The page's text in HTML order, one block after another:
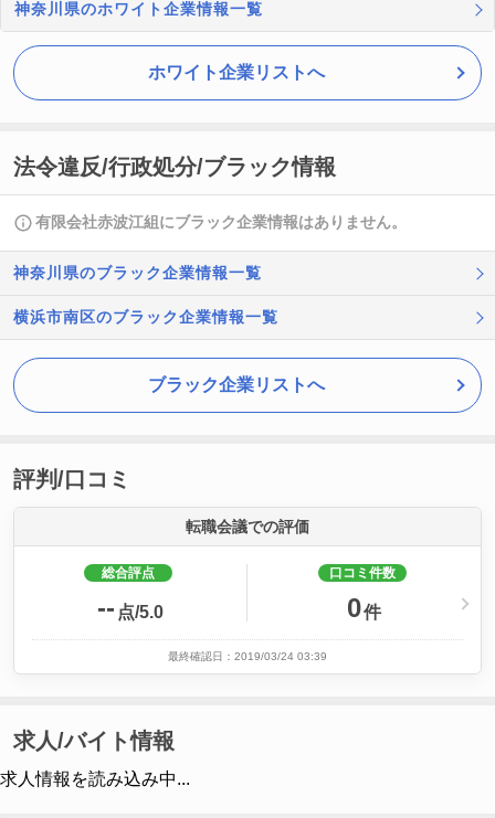
神奈川県のホワイト企業情報一覧
ホワイト企業リストへ
法令違反/行政処分/ブラック情報
有限会社赤波江組にブラック企業情報はありません。
神奈川県のブラック企業情報一覧
横浜市南区のブラック企業情報一覧
ブラック企業リストへ
評判/口コミ
転職会議での評価
総合評点
-- 点/5.0
口コミ件数
0件
最終確認日：2019/03/24 03:39
求人/バイト情報
求人情報を読み込み中...